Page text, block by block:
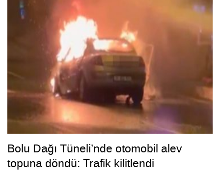
Bolu Dağı Tüneli’nde otomobil alev
topuna döndü: Trafik kilitlendi